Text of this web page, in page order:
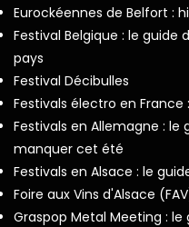
Eurockéennes de Belfort :
Festival Belgique : le guide
pays
Festival Décibulles
Festivals électro en France
Festivals en Allemagne :
manquer cet été
Festivals en Alsace : le
Foire aux Vins d'Alsace
Graspop Metal Meeting :